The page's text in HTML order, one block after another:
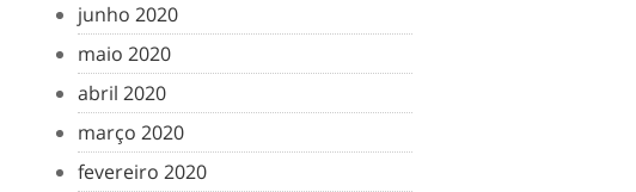
junho 2020
maio 2020
abril 2020
março 2020
fevereiro 2020